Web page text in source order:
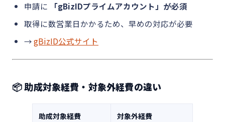
申請に
「gBizIDプライムアカウント」が必須
取得に数営業日かかるため、早めの対応が必要
→gBizID公式サイト
📦 助成対象経費・対象外経費の違い
助成対象経費 対象外経費